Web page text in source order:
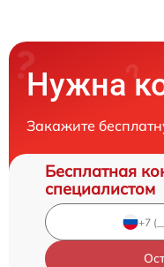
Нужна
Закажите
Бесплатная
специалистом